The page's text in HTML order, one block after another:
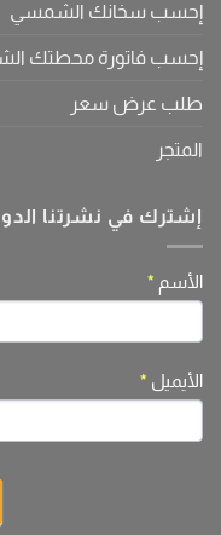
إحسب سخانك الشمسي
إحسب فاتورة محطتك
طلب عرض سعر
المتجر
إشترك في نشرتنا
النشرة
الأسم *
الأيميل *
If
you
are
leave
field